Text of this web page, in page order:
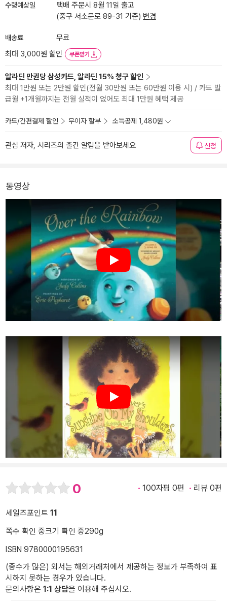
수령예상일
택배 주문시 8월 11일 출고
(중구 서소문로 89-31 기준) 변경
배송료
무료
최대 3,000원 할인
쿠폰받기
알라딘 만권당 삼성카드, 알라딘 15% 청구 할인
최대 1만원 또는 2만원 할인(전월 30만원 또는 60만원 이용 시) / 카드 발
급월 +1개월까지는 전월 실적이 없어도 최대 1만원 혜택 제공
카드/간편결제 할인 무이자 할부 소득공제 1,480원
관심 저자, 시리즈의 출간 알림을 받아보세요 신청
동영상
Play
Play
0 100자평 0편 리뷰 0편
세일즈포인트 11
쪽수 확인 중크기 확인 중290g
ISBN 9780000195631
(종수가 많은) 외서는 해외거래처에서 제공하는 정보가 부족하여 표
시하지 못하는 경우가 있습니다.
문의사항은 1:1 상담을 이용해 주십시오.